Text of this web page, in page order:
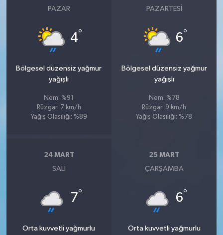
PAZAR
4°
Bölgesel düzensiz yağmur
yağışlı
Nem: %91
Rüzgar: 7 km/h
Yağış Olasılığı: %89
PAZARTESI
6°
Bölgesel düzensiz yağmur
yağışlı
Nem: %78
Rüzgar: 9 km/h
Yağış Olasılığı: %78
24 MART
SALI
7°
Orta kuvvetli yağmurlu
25 MART
ÇARŞAMBA
6°
Orta kuvvetli yağmurlu